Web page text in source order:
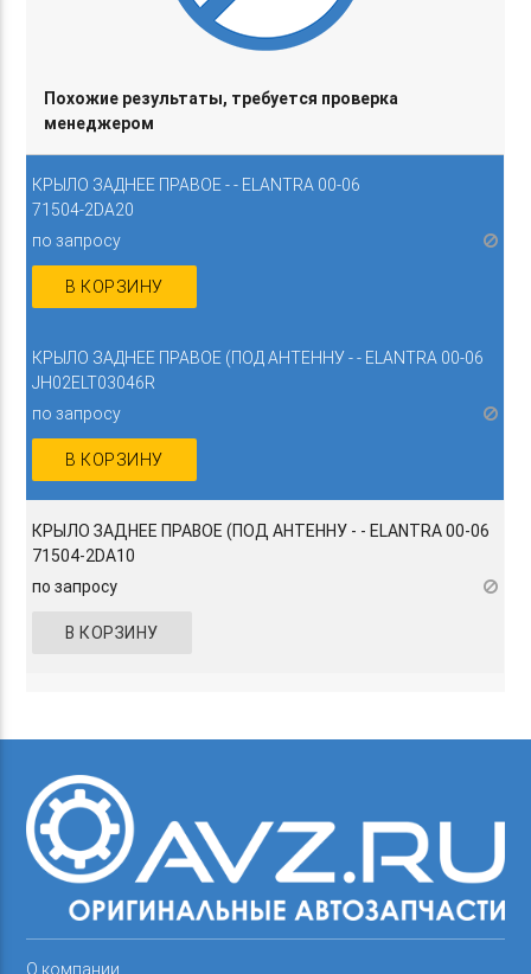
КРЫЛО ЗАДНЕЕ ПРАВОЕ - - ELANTRA 00-06
71504-2DA20
по запросу
В КОРЗИНУ
Похожие результаты, требуется проверка
менеджером
КРЫЛО ЗАДНЕЕ ПРАВОЕ (ПОД АНТЕННУ - - ELANTRA 00-06
JH02ELT03046R
по запросу
В КОРЗИНУ
КРЫЛО ЗАДНЕЕ ПРАВОЕ (ПОД АНТЕННУ - - ELANTRA 00-06
71504-2DA10
по запросу
В КОРЗИНУ
О компании